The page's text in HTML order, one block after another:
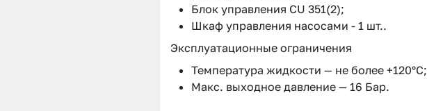
Блок управления CU 351(2);
Шкаф управления насосами - 1 шт..
Эксплуатационные ограничения
Температура жидкости — не более +120°С;
Макс. выходное давление — 16 Бар.